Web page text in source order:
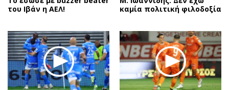
του Ιβάν η ΑΕΛ!
καμία πολιτική φιλοδοξία